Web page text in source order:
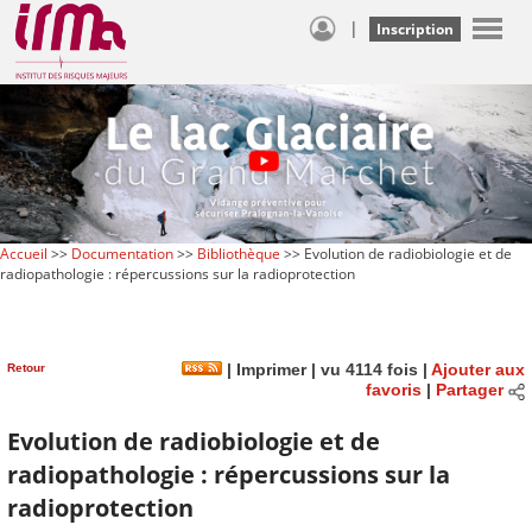
| Inscription
Accueil >> Documentation>> Bibliothèque >> Evolution de radiobiologie et de
radiopathologie : répercussions sur la radioprotection
Retour | Imprimer| vu 4114 fois | Ajouter aux
favoris| Partager
Evolution de radiobiologie et de
radiopathologie : répercussions sur la
radioprotection